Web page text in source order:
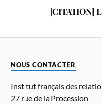
[CITATION]
NOUS CONTACTER
Institut français des
27 rue de la Procession